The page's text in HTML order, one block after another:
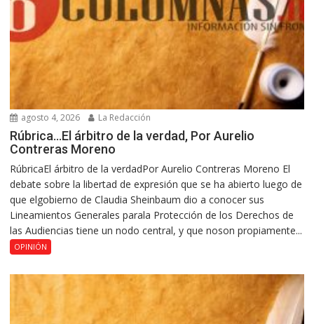
agosto 4, 2026 La Redacción
Rúbrica…El árbitro de la verdad, Por Aurelio
Contreras Moreno
RúbricaEl árbitro de la verdadPor Aurelio Contreras Moreno El
debate sobre la libertad de expresión que se ha abierto luego de
que elgobierno de Claudia Sheinbaum dio a conocer sus
Lineamientos Generales parala Protección de los Derechos de
las Audiencias tiene un nodo central, y que noson propiamente...
OPINIÓN